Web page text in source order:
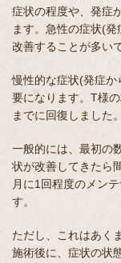
症状の程度や、発症
ます。急性の症状(
改善することが多い
慢性的な症状(発症
要になります。T様
までに回復しました。
一般的には、最初の
状が改善してきたら
月に1回程度のメン
す。
ただし、これはあく
施術後に、症状の状